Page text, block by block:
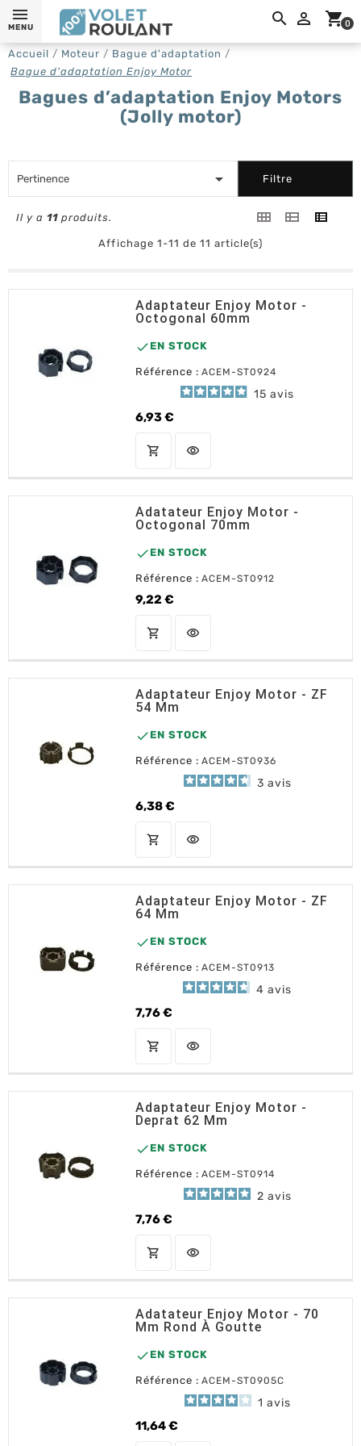
 shopping_cart0
MENU
Accueil Moteur
Bague d'adaptation
Bague d'adaptation Enjoy Motor
Bagues d’adaptation Enjoy Motors
(Jolly motor)
Pertinence  Filtre
Il y a 11 produits.
Affichage 1-11 de 11 article(s)
Adaptateur Enjoy Motor -
Octogonal 60mm
 EN STOCK
Référence : ACEM-ST0924
15avis
6,93 €
Prix
shopping_cart AJOUTER AU PANIER
visibility
Adatateur Enjoy Motor -
Octogonal 70mm
 EN STOCK
Référence : ACEM-ST0912
9,22 €
Prix
shopping_cart AJOUTER AU PANIER
visibility
Adaptateur Enjoy Motor - ZF
54 Mm
 EN STOCK
Référence : ACEM-ST0936
3 avis
6,38 €
Prix
shopping_cart AJOUTER AU PANIER
visibility
Adaptateur Enjoy Motor - ZF
64 Mm
 EN STOCK
Référence : ACEM-ST0913
4avis
7,76 €
Prix
shopping_cart AJOUTER AU PANIER
visibility
Adaptateur Enjoy Motor -
Deprat 62 Mm
 EN STOCK
Référence : ACEM-ST0914
2 avis
7,76 €
Prix
shopping_cart AJOUTER AU PANIER
visibility
Adatateur Enjoy Motor - 70
Mm Rond À Goutte
 EN STOCK
Référence : ACEM-ST0905C
1 avis
11,64 €
Prix